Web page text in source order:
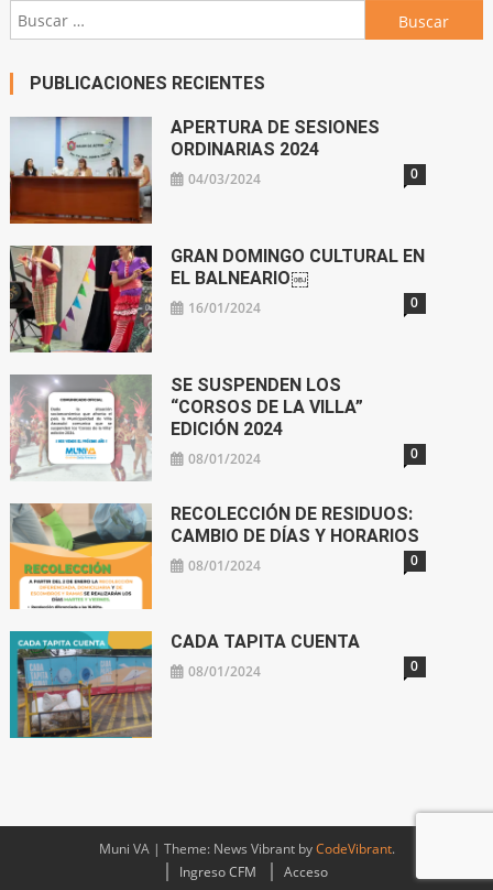
Buscar:
PUBLICACIONES RECIENTES
APERTURA DE SESIONES
ORDINARIAS 2024
04/03/2024 0
GRAN DOMINGO CULTURAL EN
EL BALNEARIO￼
16/01/2024 0
SE SUSPENDEN LOS
“CORSOS DE LA VILLA”
EDICIÓN 2024
08/01/2024 0
RECOLECCIÓN DE RESIDUOS:
CAMBIO DE DÍAS Y HORARIOS
08/01/2024 0
CADA TAPITA CUENTA
08/01/2024 0
Muni VA | Theme: News Vibrant byCodeVibrant.
Ingreso CFM
Acceso